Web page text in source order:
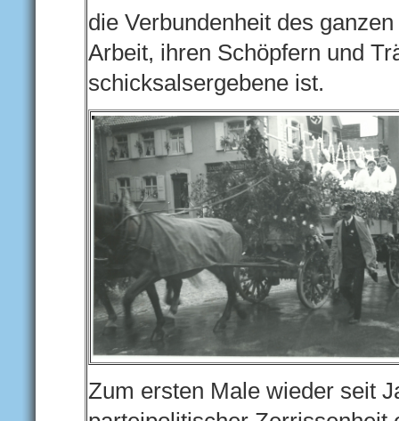
die Verbundenheit des
Arbeit, ihren Schöpfern und
schicksalsergebene ist.
Zum ersten Male wieder seit